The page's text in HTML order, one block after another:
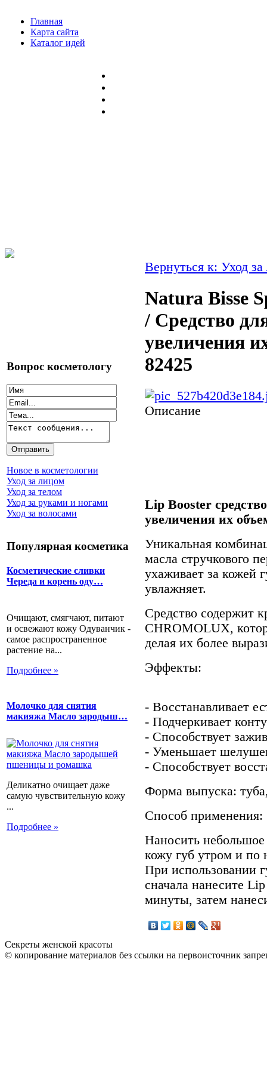
Главная
Карта сайта
Каталог идей
Вопрос косметологу
Новое в косметологии
Уход за лицом
Уход за телом
Уход за руками и ногами
Уход за волосами
Популярная косметика
Косметические сливки
Череда и корень оду…
Очищают, смягчают, питают
и освежают кожу Одуванчик -
самое распространенное
растение на...
Подробнее »
Молочко для снятия
макияжа Масло зародыш…
Деликатно очищает даже
самую чувствительную кожу
...
Подробнее »
Вернуться к: Уход
Natura Bisse
/ Средство
увеличения
82425
Описание
Lip Booster
увеличения их
Уникальная
масла стручкового
ухаживает за кожей
увлажняет.
Средство содержит
CHROMOLUX,
делая их более
Эффекты:
- Восстанавливает
- Подчеркивает
- Способствует
- Уменьшает
- Способствует
Форма выпуска:
Способ применения:
Наносить
кожу губ утром и по
При использовании
сначала нанесите
минуты, затем
Секреты женской красоты
© копирование материалов без ссылки на первоисточник